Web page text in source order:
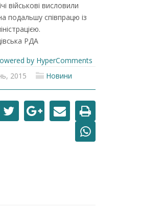
військові висловили
подальшу співпрацю із
РДА
by HyperComments
2015
Новини